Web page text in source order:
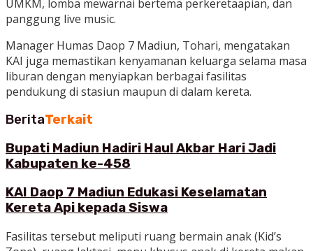
UMKM, lomba mewarnai bertema perkeretaapian, dan
panggung live music.
Manager Humas Daop 7 Madiun, Tohari, mengatakan
KAI juga memastikan kenyamanan keluarga selama masa
liburan dengan menyiapkan berbagai fasilitas
pendukung di stasiun maupun di dalam kereta.
BeritaTerkait
Bupati Madiun Hadiri Haul Akbar Hari Jadi
Kabupaten ke-458
KAI Daop 7 Madiun Edukasi Keselamatan
Kereta Api kepada Siswa
Fasilitas tersebut meliputi ruang bermain anak (Kid’s